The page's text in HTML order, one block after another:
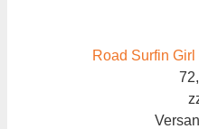
Road Surfin Girl